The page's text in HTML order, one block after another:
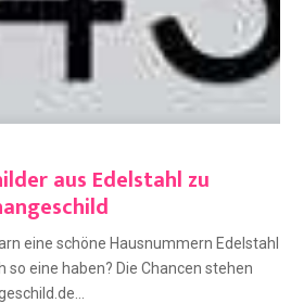
aus Edelstahl zu
eine schöne Hausnummern Edelstahl
eine haben? Die Chancen stehen